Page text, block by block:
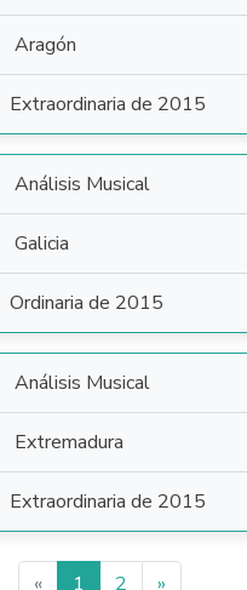
Aragón
Extraordinaria de 2015
Análisis Musical
Galicia
Ordinaria de 2015
Análisis Musical
Extremadura
Extraordinaria de 2015
« 1 2 »